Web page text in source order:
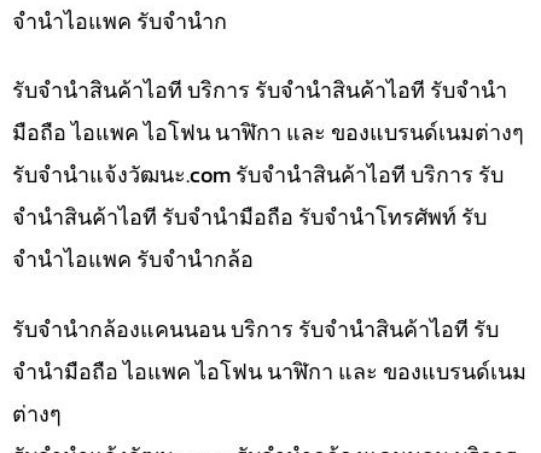
จำนำไอแพค รับจำนำก
รับจำนำสินค้าไอที บริการ รับจำนำสินค้าไอที รับจำนำ
มือถือ ไอแพค ไอโฟน นาฬิกา และ ของแบรนด์เนมต่างๆ
รับจํานําแจ้งวัฒนะ.com รับจำนำสินค้าไอที บริการ รับ
จำนำสินค้าไอที รับจำนำมือถือ รับจำนำโทรศัพท์ รับ
จำนำไอแพค รับจำนำกล้อ
รับจำนำกล้องแคนนอน บริการ รับจำนำสินค้าไอที รับ
จำนำมือถือ ไอแพค ไอโฟน นาฬิกา และ ของแบรนด์เนม
ต่างๆ